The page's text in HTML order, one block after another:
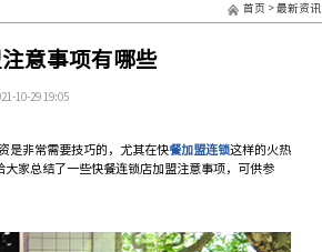
首页 >最新资讯
意事项有哪些
10-29 19:05
是非常需要技巧的，尤其在快餐加盟连锁这样的火热
家总结了一些快餐连锁店加盟注意事项，可供参